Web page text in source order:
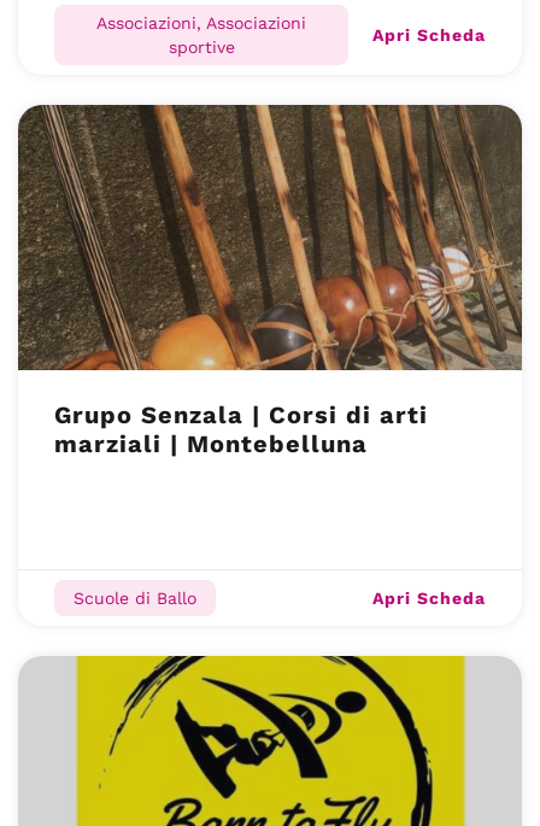
Associazioni, Associazioni
sportive
Apri Scheda
Grupo Senzala | Corsi di arti
marziali | Montebelluna
Scuole di Ballo Apri Scheda